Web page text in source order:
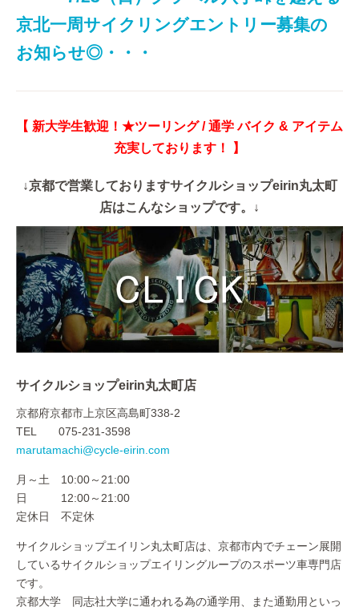
京北一周サイクリングエントリー募集の
お知らせ◎・・・
【 新大学生歓迎！★ツーリング / 通学 バイク & アイテム
充実しております！ 】
↓京都で営業しておりますサイクルショップeirin丸太町
店はこんなショップです。↓
サイクルショップeirin丸太町店
京都府京都市上京区高島町338-2
TEL 075-231-3598
marutamachi@cycle-eirin.com
月～土 10:00～21:00
日 12:00～21:00
定休日 不定休
サイクルショップエイリン丸太町店は、京都市内でチェーン展開
しているサイクルショップエイリングループのスポーツ車専門店
です。
京都大学 同志社大学に通われる為の通学用、また通勤用といっ